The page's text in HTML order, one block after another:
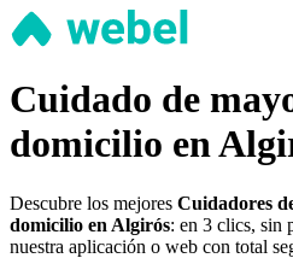
Cuidado de
domicilio en
Descubre los mejores Cuidadores
domicilio en Algirós: en 3 clics, sin
nuestra aplicación o web con total